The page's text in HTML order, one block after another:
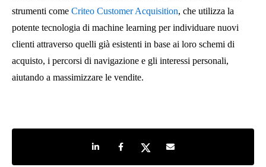
strumenti come Criteo Customer Acquisition, che utilizza la
potente tecnologia di machine learning per individuare nuovi
clienti attraverso quelli già esistenti in base ai loro schemi di
acquisto, i percorsi di navigazione e gli interessi personali,
aiutando a massimizzare le vendite.
Share on LinkedIn
Share on Facebook
Share on TwitterShare by e-mail